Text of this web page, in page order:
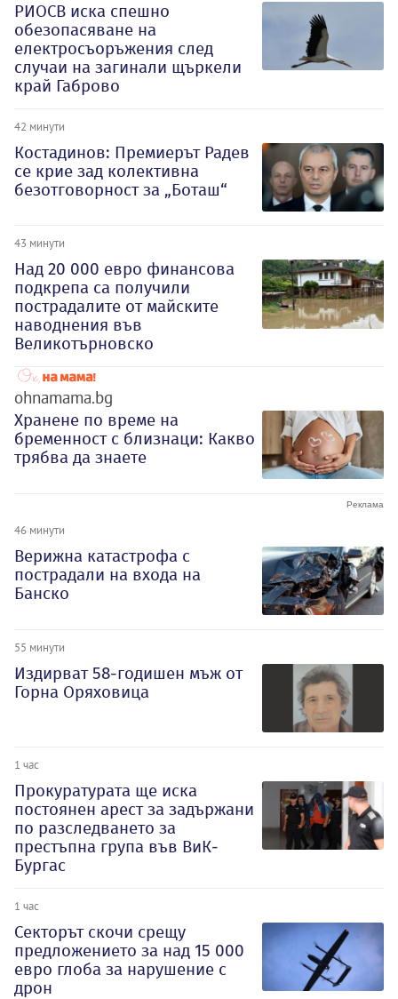
РИОСВ иска спешно
обезопасяване на
електросъоръжения след
случаи на загинали щъркели
край Габрово
42 минути
Костадинов: Премиерът Радев
се крие зад колективна
безотговорност за „Боташ“
43 минути
Над 20 000 евро финансова
подкрепа са получили
пострадалите от майските
наводнения във
Великотърновско
ohnamama.bg
Хранене по време на
бременност с близнаци: Какво
трябва да знаете
46 минути
Верижна катастрофа с
пострадали на входа на
Банско
55 минути
Издирват 58-годишен мъж от
Горна Оряховица
1 час
Прокуратурата ще иска
постоянен арест за задържани
по разследването за
престъпна група във ВиК-
Бургас
1 час
Секторът скочи срещу
предложението за над 15 000
евро глоба за нарушение с
дрон